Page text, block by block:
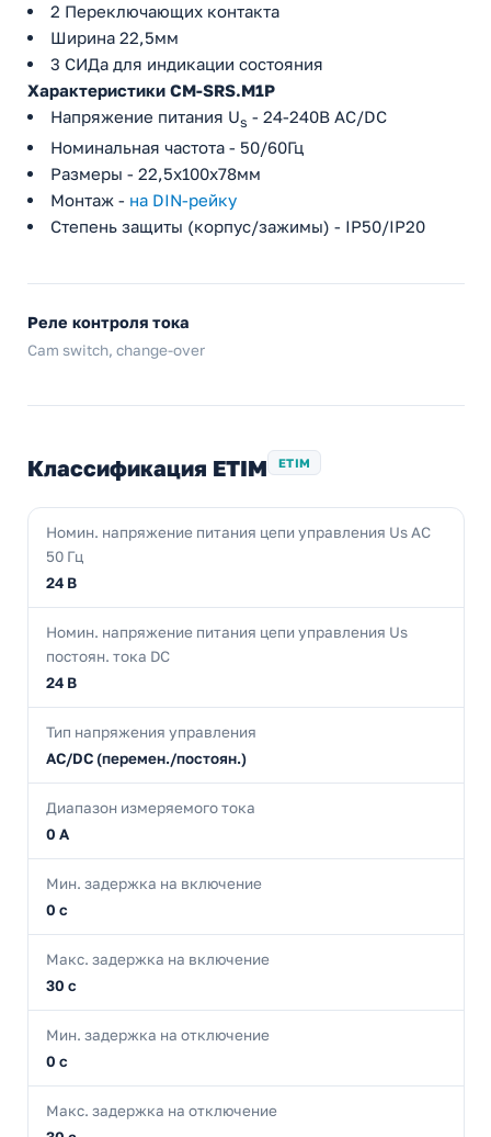
2 Переключающих контакта
Ширина 22,5мм
3 СИДа для индикации состояния
Характеристики CM-SRS.M1P
Напряжение питания Us - 24-240В AC/DC
Номинальная частота - 50/60Гц
Размеры - 22,5х100х78мм
Монтаж - на DIN-рейку
Степень защиты (корпус/зажимы) - IP50/IP20
Реле контроля тока
Cam switch, change-over
Классификация ETIM ETIM
Номин. напряжение питания цепи управления Us AC
50 Гц
24 В
Номин. напряжение питания цепи управления Us
постоян. тока DC
24 В
Тип напряжения управления
AC/DC (перемен./постоян.)
Диапазон измеряемого тока
0 А
Мин. задержка на включение
0 с
Макс. задержка на включение
30 с
Мин. задержка на отключение
0 с
Макс. задержка на отключение